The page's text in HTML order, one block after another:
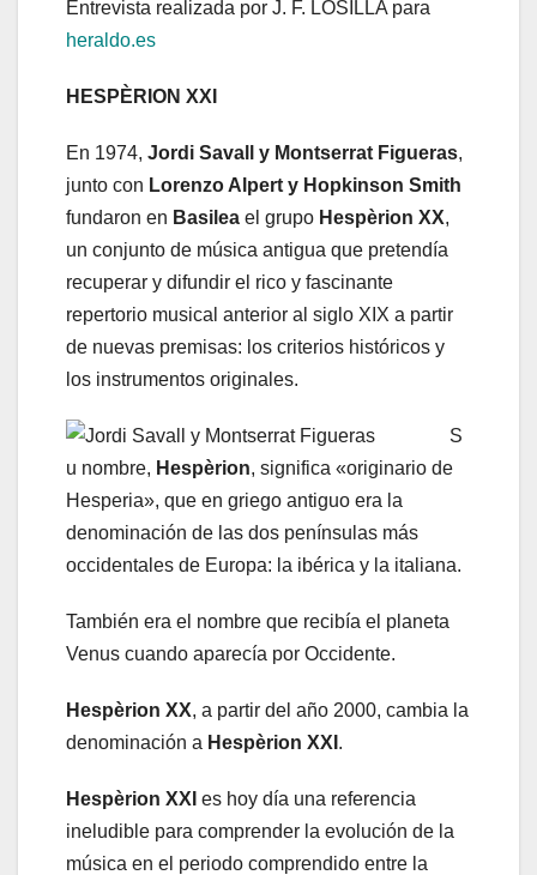
Entrevista realizada por J. F. LOSILLA para
heraldo.es
HESPÈRION XXI
En 1974, Jordi Savall y Montserrat Figueras,
junto con Lorenzo Alpert y Hopkinson Smith
fundaron en Basilea el grupo Hespèrion XX,
un conjunto de música antigua que pretendía
recuperar y difundir el rico y fascinante
repertorio musical anterior al siglo XIX a partir
de nuevas premisas: los criterios históricos y
los instrumentos originales.
S
u nombre, Hespèrion, significa «originario de
Hesperia», que en griego antiguo era la
denominación de las dos penínsulas más
occidentales de Europa: la ibérica y la italiana.
También era el nombre que recibía el planeta
Venus cuando aparecía por Occidente.
Hespèrion XX, a partir del año 2000, cambia la
denominación a Hespèrion XXI .
Hespèrion XXI es hoy día una referencia
ineludible para comprender la evolución de la
música en el periodo comprendido entre la